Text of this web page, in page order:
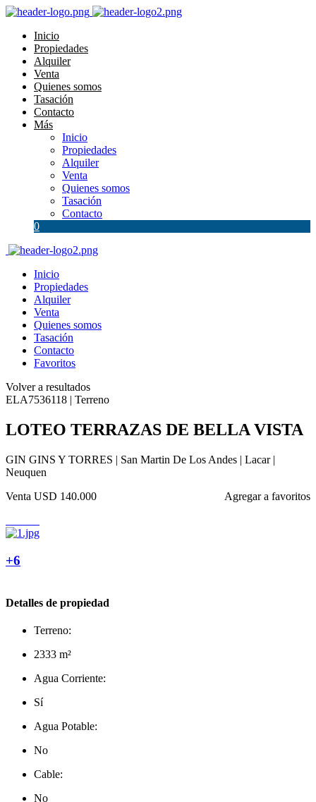
Inicio
Propiedades
Alquiler
Venta
Quienes somos
Tasación
Contacto
Más
Inicio
Propiedades
Alquiler
Venta
Quienes somos
Tasación
Contacto
0
Inicio
Propiedades
Alquiler
Venta
Quienes somos
Tasación
Contacto
Favoritos
Volver a resultados
ELA7536118 | Terreno
LOTEO TERRAZAS DE BELLA VISTA
GIN GINS Y TORRES | San Martin De Los Andes | Lacar |
Neuquen
Agregar a favoritos
Venta USD 140.000
+6
Detalles de propiedad
Terreno:
2333 m²
Agua Corriente:
Sí
Agua Potable:
No
Cable:
No